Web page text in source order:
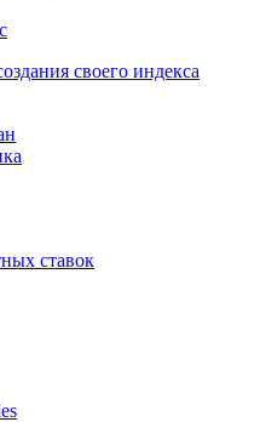
своего индекса
ставок